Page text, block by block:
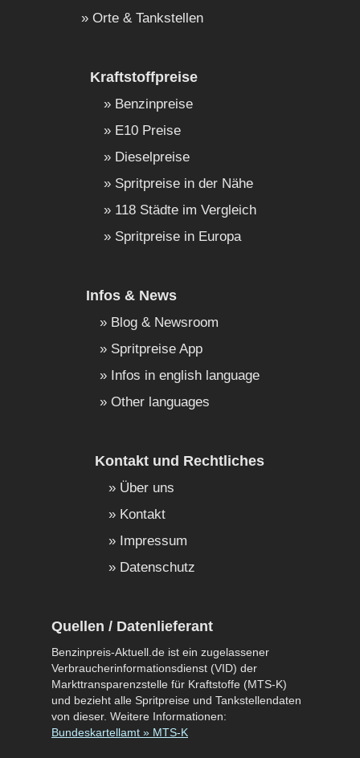
Orte & Tankstellen
Kraftstoffpreise
Benzinpreise
E10 Preise
Dieselpreise
Spritpreise in der Nähe
118 Städte im Vergleich
Spritpreise in Europa
Infos & News
Blog & Newsroom
Spritpreise App
Infos in english language
Other languages
Kontakt und Rechtliches
Über uns
Kontakt
Impressum
Datenschutz
Quellen / Datenlieferant
Benzinpreis-Aktuell.de ist ein zugelassener
Verbraucherinformationsdienst (VID) der
Markttransparenzstelle für Kraftstoffe (MTS-K)
und bezieht alle Spritpreise und Tankstellendaten
von dieser. Weitere Informationen:
Bundeskartellamt » MTS-K